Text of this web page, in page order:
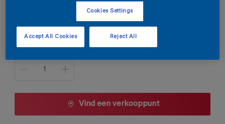
Verpakkingsgrootte
Aantal
Vind een verkooppunt
Cookies Settings
Reject All
Accept All Cookies